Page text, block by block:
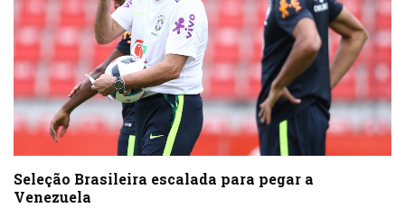
Seleção Brasileira escalada para pegar a
Venezuela